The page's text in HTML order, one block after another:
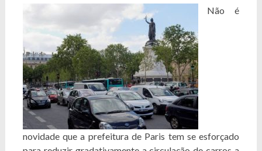
Não é
novidade que a prefeitura de Paris tem se esforçado